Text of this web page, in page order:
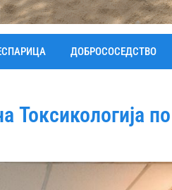
ДОБРОСОСЕДСТВО
Токсикологија